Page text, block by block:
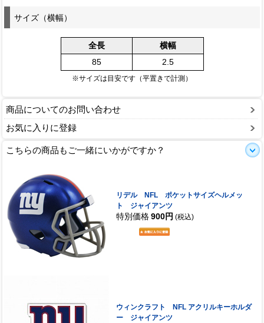
サイズ（横幅）
全長
横幅
85
2.5
※サイズは目安です（平置きで計測）
商品についてのお問い合わせ
お気に入りに登録
こちらの商品もご一緒にいかがですか？
リデル NFL ポケットサイズヘルメッ
ト ジャイアンツ
特別価格 900円 (税込)
ウィンクラフト NFL アクリルキーホルダ
ー ジャイアンツ